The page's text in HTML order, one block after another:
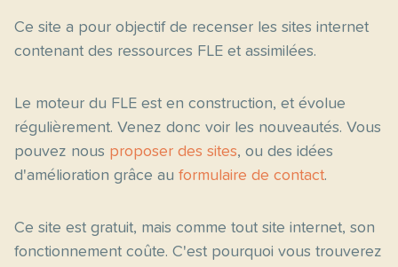
Ce site a pour objectif de recenser les sites internet
contenant des ressources FLE et assimilées.
Le moteur du FLE est en construction, et évolue
régulièrement. Venez donc voir les nouveautés. Vous
pouvez nous proposer des sites, ou des idées
d'amélioration grâce au formulaire de contact.
Ce site est gratuit, mais comme tout site internet, son
fonctionnement coûte. C'est pourquoi vous trouverez